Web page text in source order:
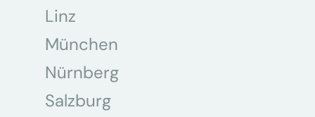
Linz
München
Nürnberg
Salzburg